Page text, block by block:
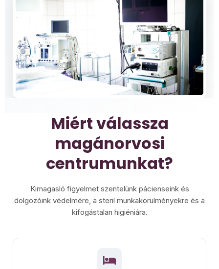
Miért válassza
magánorvosi
centrumunkat?
Kimagasló figyelmet szentelünk pácienseink és
dolgozóink védelmére, a steril munkakörülményekre és a
kifogástalan higiéniára.